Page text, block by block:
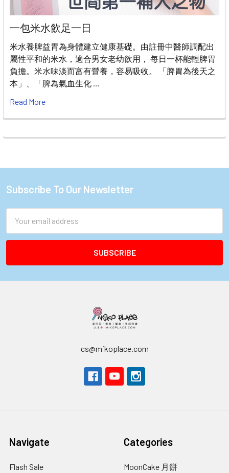
一包米水飲足一日
米水養脾益胃為身體建立健康基礎。由註冊中醫師調配出
屬性平和的米水，適合男女老幼飲用， 每日一杯能輕脾胃
負擔。米水味淡而富有營養，容易吸收。 「脾胃為後天之
本」、「脾為氣血生化 …
Read More
Footer
Subscribe To Our Newsletter
Address
cs@mikoplace.com
Navigate
Flash Sale
Categories
MoonCake 月餅